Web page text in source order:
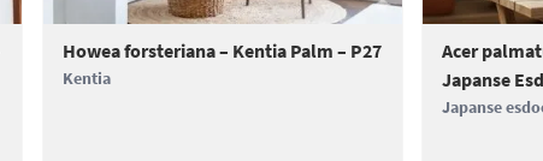
Howea forsteriana – Kentia Palm – P27
Kentia
Acer
Japanse
Japanse